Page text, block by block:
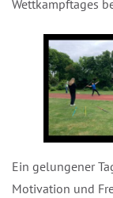
Wettkampftages
Ein gelungener
Motivation und